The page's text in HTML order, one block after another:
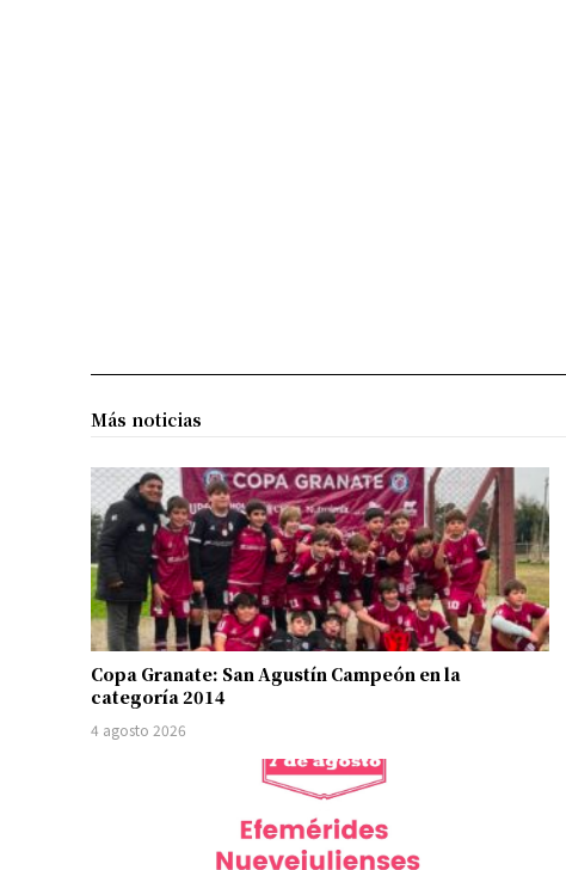
Más noticias
Copa Granate: San Agustín Campeón en la
categoría 2014
4 agosto 2026